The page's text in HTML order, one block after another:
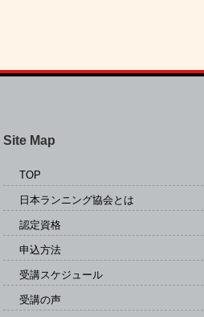
Site Map
TOP
日本ランニング協会とは
認定資格
申込方法
受講スケジュール
受講の声